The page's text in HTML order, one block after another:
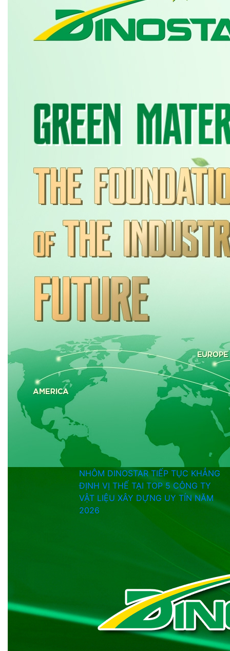
NHÔM DINOSTAR TIẾP TỤC KHẲNG
ĐỊNH VỊ THẾ TẠI TOP 5 CÔNG TY
VẬT LIỆU XÂY DỰNG UY TÍN NĂM
2026